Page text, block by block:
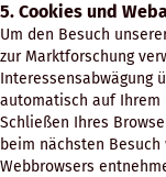
5. Cookies und
Um den Besuch
zur Marktforschung
Interessensabwägung
automatisch auf Ihrem
Schließen Ihres
beim nächsten
Webbrowsers